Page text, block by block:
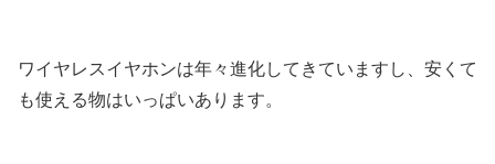
ワイヤレスイヤホンは年々進化してきていますし、安くて
も使える物はいっぱいあります。